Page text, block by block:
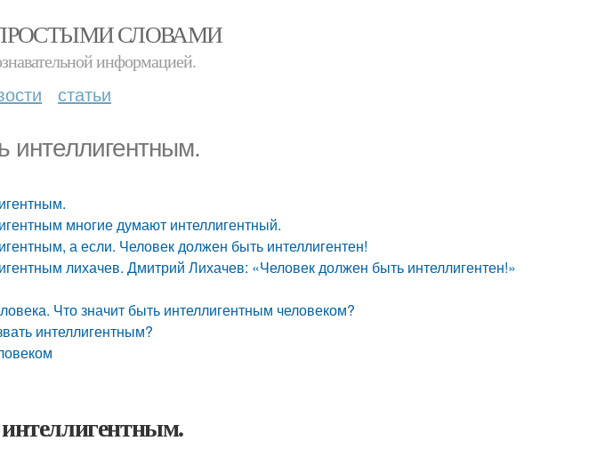
СЛОВАМИ
информацией.
статьи
интеллигентным.
многие думают интеллигентный.
а если. Человек должен быть интеллигентен!
лихачев. Дмитрий Лихачев: «Человек должен быть интеллигентен!»
Что значит быть интеллигентным человеком?
интеллигентным?